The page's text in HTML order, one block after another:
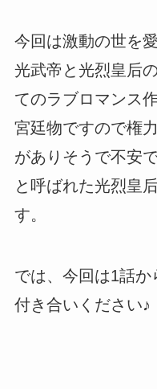
今回は激動の世を
光武帝と光烈皇后
てのラブロマンス作
宮廷物ですので権
がありそうで不安
と呼ばれた光烈皇
す。
では、今回は1話
付き合いください♪